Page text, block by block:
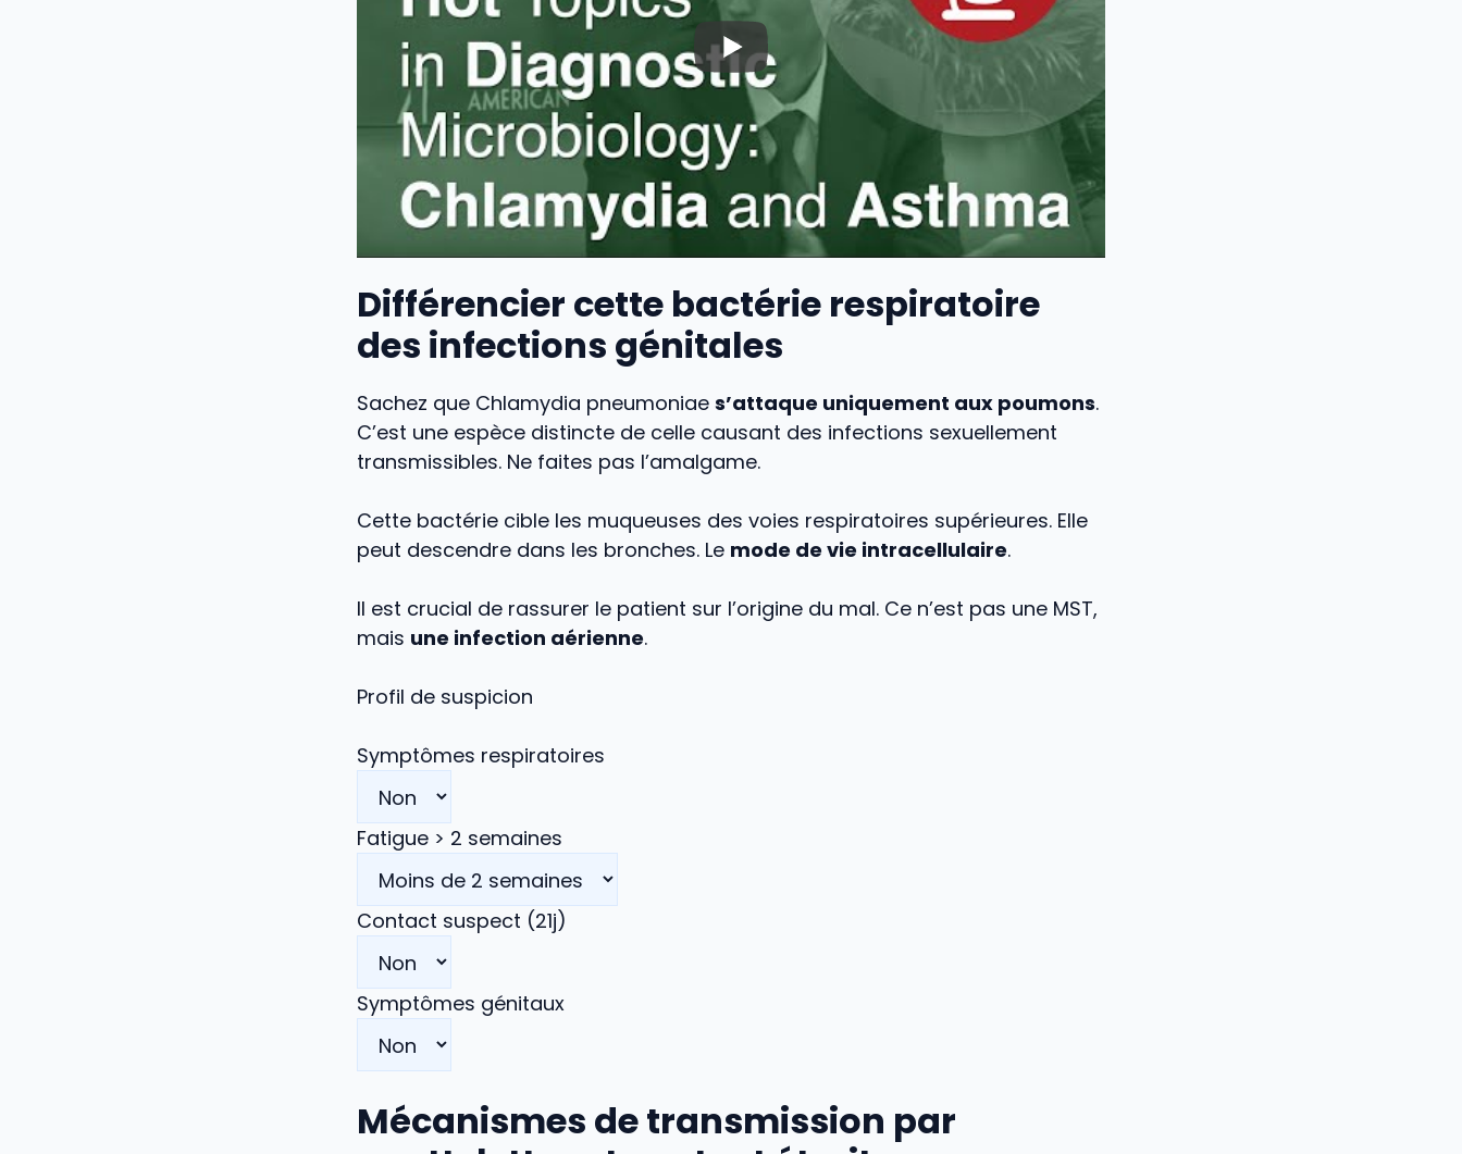
Différencier cette bactérie respiratoire
des infections génitales
Sachez que Chlamydia pneumoniae s’attaque uniquement aux poumons.
C’est une espèce distincte de celle causant des infections sexuellement
transmissibles. Ne faites pas l’amalgame.
Cette bactérie cible les muqueuses des voies respiratoires supérieures. Elle
peut descendre dans les bronches. Le mode de vie intracellulaire.
Il est crucial de rassurer le patient sur l’origine du mal. Ce n’est pas une MST,
mais une infection aérienne.
Profil de suspicion
Symptômes respiratoires
Fatigue > 2 semaines
Contact suspect (21j)
Symptômes génitaux
Mécanismes de transmission par